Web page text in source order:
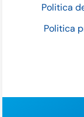
Politica
Politica